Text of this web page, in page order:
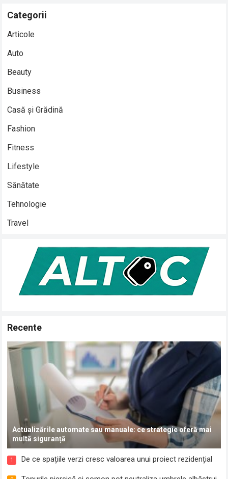
Categorii
Articole
Auto
Beauty
Business
Casă și Grădină
Fashion
Fitness
Lifestyle
Sănătate
Tehnologie
Travel
Recente
Actualizările automate sau manuale: ce strategie oferă mai
multă siguranță
1 De ce spațiile verzi cresc valoarea unui proiect rezidențial